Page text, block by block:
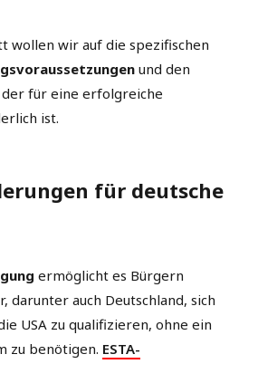
wollen wir auf die spezifischen
und den
der für eine erfolgreiche
ist.
für deutsche
ermöglicht es Bürgern
darunter auch Deutschland, sich
USA zu qualifizieren, ohne ein
zu benötigen. ESTA-